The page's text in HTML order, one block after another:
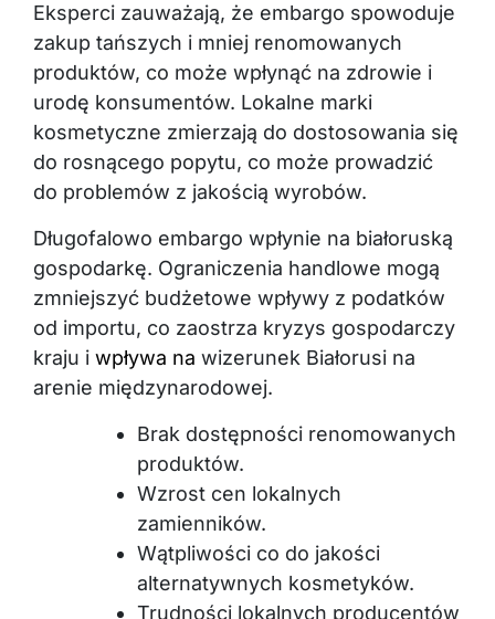
Eksperci zauważają, że embargo spowoduje
zakup tańszych i mniej renomowanych
produktów, co może wpłynąć na zdrowie i
urodę konsumentów. Lokalne marki
kosmetyczne zmierzają do dostosowania się
do rosnącego popytu, co może prowadzić
do problemów z jakością wyrobów.
Długofalowo embargo wpłynie na białoruską
gospodarkę. Ograniczenia handlowe mogą
zmniejszyć budżetowe wpływy z podatków
od importu, co zaostrza kryzys gospodarczy
kraju i wpływa na wizerunek Białorusi na
arenie międzynarodowej.
Brak dostępności renomowanych
produktów.
Wzrost cen lokalnych
zamienników.
Wątpliwości co do jakości
alternatywnych kosmetyków.
Trudności lokalnych producentów